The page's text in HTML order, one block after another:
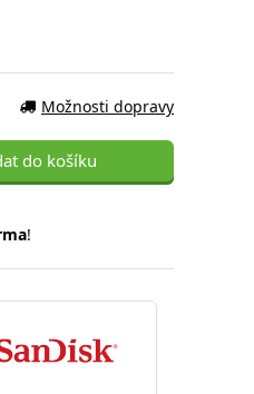
Možnosti dopravy
do košíku
!